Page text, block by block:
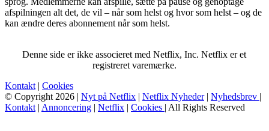
afspilningen alt det, de vil – når som helst og hvor som helst – og de
kan ændre deres abonnement når som helst.
Denne side er ikke associeret med Netflix, Inc. Netflix er et
registreret varemærke.
Kontakt | Cookies
© Copyright 2026 | Nyt på Netflix | Netflix Nyheder| Nyhedsbrev |
Kontakt | Annoncering | Netflix | Cookies | All Rights Reserved